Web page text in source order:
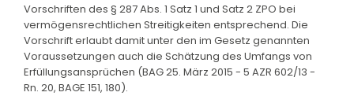
Vorschriften des § 287 Abs. 1 Satz 1 und Satz 2 ZPO bei
vermögensrechtlichen Streitigkeiten entsprechend. Die
Vorschrift erlaubt damit unter den im Gesetz genannten
Voraussetzungen auch die Schätzung des Umfangs von
Erfüllungsansprüchen (BAG 25. März 2015 - 5 AZR 602/13 -
Rn. 20, BAGE 151, 180).